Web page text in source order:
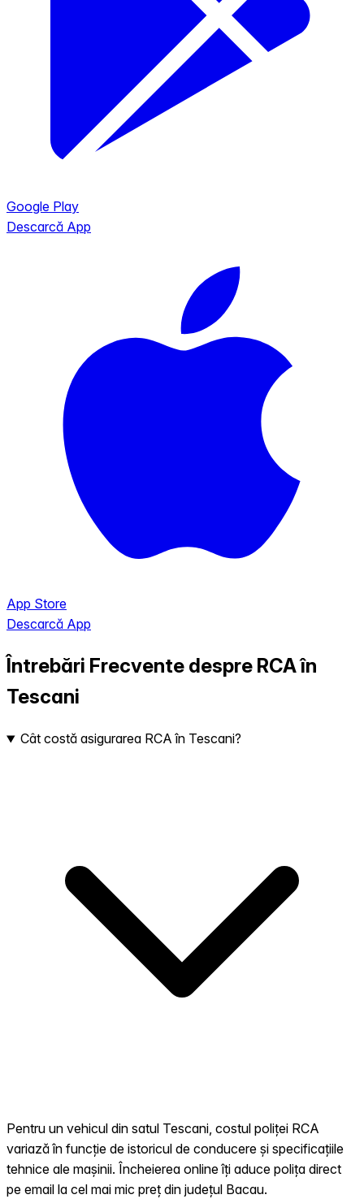
Google Play
Descarcă App
App Store
Descarcă App
Întrebări Frecvente despre RCA în
Tescani
Cât costă asigurarea RCA în Tescani?
Pentru un vehicul din satul Tescani, costul poliței RCA
variază în funcție de istoricul de conducere și specificațiile
tehnice ale mașinii. Încheierea online îți aduce polița direct
pe email la cel mai mic preț din județul Bacau.